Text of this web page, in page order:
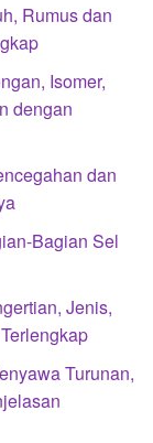
Rumus dan
Isomer,
dengan
dan
Bagian Sel
Jenis,
Turunan,